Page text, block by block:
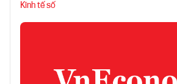
Kinh tế số